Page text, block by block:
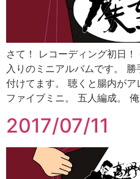
さて！ レコーディング初日
入りのミニアルバムです。
付けてます。 聴くと腸内がア
ファイブミニ。 五人編成。
2017/07/11